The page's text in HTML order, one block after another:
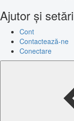
Ajutor și setări
Cont
Contactează-ne
Conectare